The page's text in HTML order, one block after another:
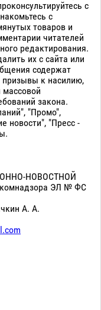
с
с
товаров и
читателей
редактирования.
их с сайта или
содержат
призывы к насилию,
массовой
закона.
"Промо",
новости", "Пресс -
НОВОСТНОЙ
ЭЛ № ФС
А. А.